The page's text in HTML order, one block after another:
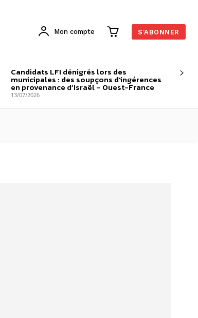
Mon compte S'ABONNER
Candidats LFI dénigrés lors des
municipales : des soupçons d’ingérences
en provenance d’Israël – Ouest-France
13/07/2026